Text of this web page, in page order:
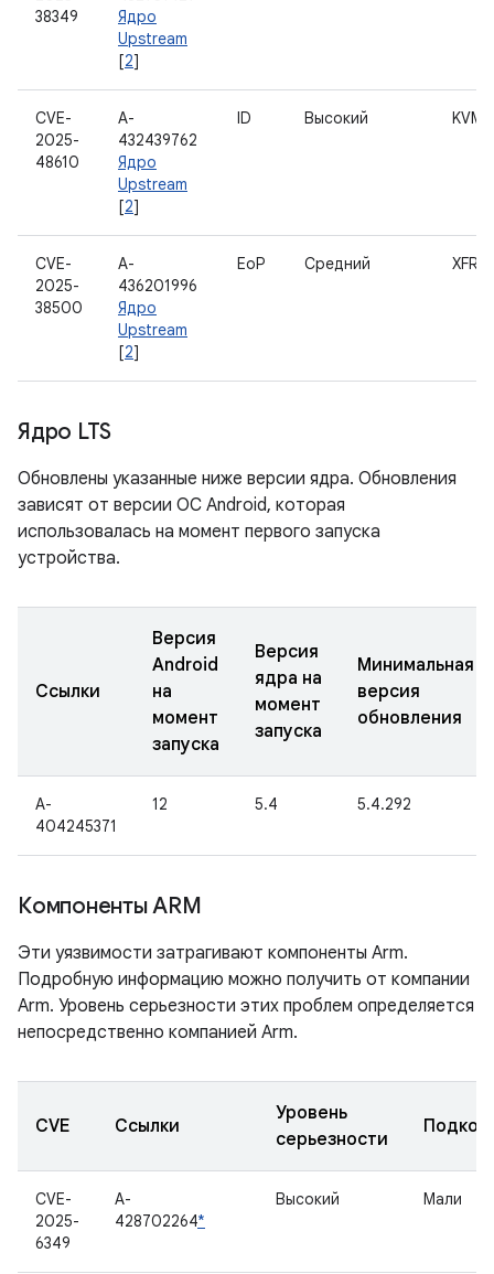
38349
Ядро
Upstream
[2]
CVE-
2025-
48610
A-
432439762
Ядро
Upstream
[2]
ID Высокий KVM
CVE-
2025-
38500
A-
436201996
Ядро
Upstream
[2]
EoP Средний XFRM
Ядро LTS
Обновлены указанные ниже версии ядра. Обновления
зависят от версии ОС Android, которая
использовалась на момент первого запуска
устройства.
Ссылки
Версия
Android
на
момент
запуска
Версия
ядра на
момент
запуска
Минимальная
версия
обновления
A-
404245371
12 5.4 5.4.292
Компоненты ARM
Эти уязвимости затрагивают компоненты Arm.
Подробную информацию можно получить от компании
Arm. Уровень серьезности этих проблем определяется
непосредственно компанией Arm.
CVE Ссылки
Уровень
серьезности
CVE-
2025-
6349
A-
428702264*
Высокий Мали